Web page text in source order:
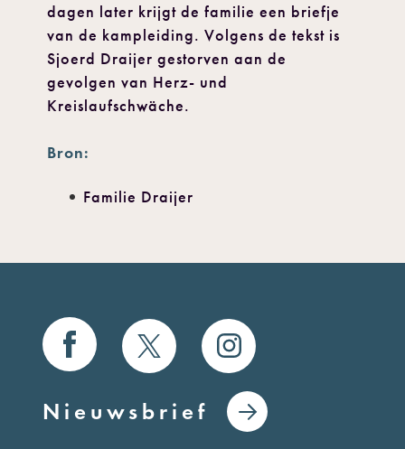
dagen later krijgt de familie een briefje
van de kampleiding. Volgens de tekst is
Sjoerd Draijer gestorven aan de
gevolgen van Herz- und
Kreislaufschwäche.
Bron:
Familie Draijer
Nieuwsbrief